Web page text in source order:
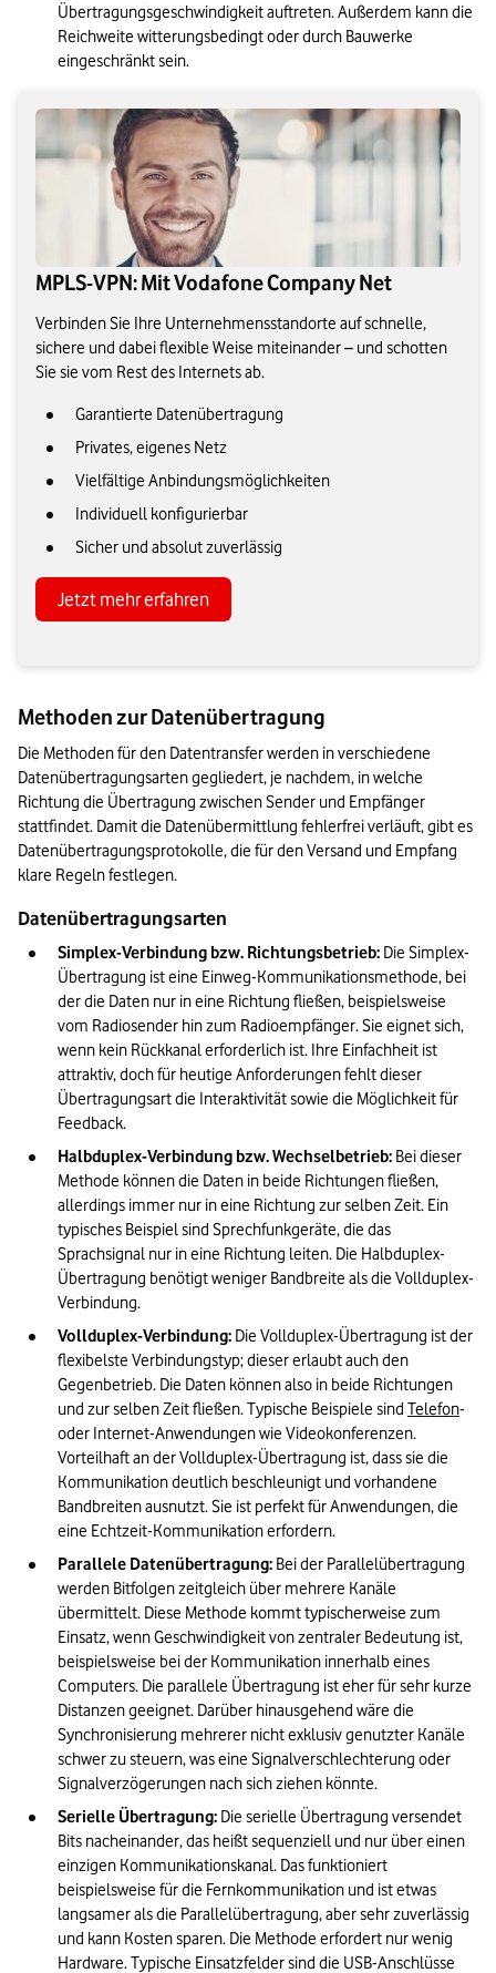
Übertragungsgeschwindigkeit auftreten. Außerdem kann die
Reichweite witterungsbedingt oder durch Bauwerke
eingeschränkt sein.
MPLS-VPN: Mit Vodafone Company Net
Verbinden Sie Ihre Unternehmensstandorte auf schnelle,
sichere und dabei flexible Weise miteinander – und schotten
Sie sie vom Rest des Internets ab.
Garantierte Datenübertragung
Privates, eigenes Netz
Vielfältige Anbindungsmöglichkeiten
Individuell konfigurierbar
Sicher und absolut zuverlässig
Jetzt mehr erfahren
Methoden zur Datenübertragung
Die Methoden für den Datentransfer werden in verschiedene
Datenübertragungsarten gegliedert, je nachdem, in welche
Richtung die Übertragung zwischen Sender und Empfänger
stattfindet. Damit die Datenübermittlung fehlerfrei verläuft, gibt es
Datenübertragungsprotokolle, die für den Versand und Empfang
klare Regeln festlegen.
Datenübertragungsarten
Simplex-Verbindung bzw. Richtungsbetrieb: Die Simplex-
Übertragung ist eine Einweg-Kommunikationsmethode, bei
der die Daten nur in eine Richtung fließen, beispielsweise
vom Radiosender hin zum Radioempfänger. Sie eignet sich,
wenn kein Rückkanal erforderlich ist. Ihre Einfachheit ist
attraktiv, doch für heutige Anforderungen fehlt dieser
Übertragungsart die Interaktivität sowie die Möglichkeit für
Feedback.
Halbduplex-Verbindung bzw. Wechselbetrieb: Bei dieser
Methode können die Daten in beide Richtungen fließen,
allerdings immer nur in eine Richtung zur selben Zeit. Ein
typisches Beispiel sind Sprechfunkgeräte, die das
Sprachsignal nur in eine Richtung leiten. Die Halbduplex-
Übertragung benötigt weniger Bandbreite als die Vollduplex-
Verbindung.
Vollduplex-Verbindung: Die Vollduplex-Übertragung ist der
flexibelste Verbindungstyp; dieser erlaubt auch den
Gegenbetrieb. Die Daten können also in beide Richtungen
und zur selben Zeit fließen. Typische Beispiele sind Telefon-
oder Internet-Anwendungen wie Videokonferenzen.
Vorteilhaft an der Vollduplex-Übertragung ist, dass sie die
Kommunikation deutlich beschleunigt und vorhandene
Bandbreiten ausnutzt. Sie ist perfekt für Anwendungen, die
eine Echtzeit-Kommunikation erfordern.
Parallele Datenübertragung: Bei der Parallelübertragung
werden Bitfolgen zeitgleich über mehrere Kanäle
übermittelt. Diese Methode kommt typischerweise zum
Einsatz, wenn Geschwindigkeit von zentraler Bedeutung ist,
beispielsweise bei der Kommunikation innerhalb eines
Computers. Die parallele Übertragung ist eher für sehr kurze
Distanzen geeignet. Darüber hinausgehend wäre die
Synchronisierung mehrerer nicht exklusiv genutzter Kanäle
schwer zu steuern, was eine Signalverschlechterung oder
Signalverzögerungen nach sich ziehen könnte.
Serielle Übertragung: Die serielle Übertragung versendet
Bits nacheinander, das heißt sequenziell und nur über einen
einzigen Kommunikationskanal. Das funktioniert
beispielsweise für die Fernkommunikation und ist etwas
langsamer als die Parallelübertragung, aber sehr zuverlässig
und kann Kosten sparen. Die Methode erfordert nur wenig
Hardware. Typische Einsatzfelder sind die USB-Anschlüsse